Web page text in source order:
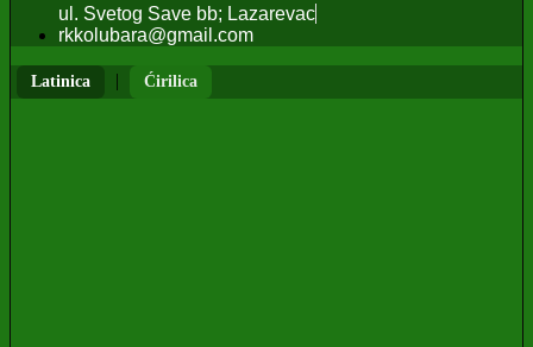
ul. Svetog Save bb; Lazarevac
rkkolubara@gmail.com
Latinica | Ćirilica